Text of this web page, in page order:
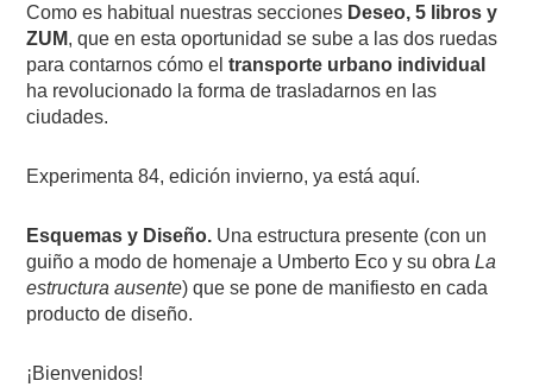
Como es habitual nuestras secciones Deseo, 5 libros y
ZUM, que en esta oportunidad se sube a las dos ruedas
para contarnos cómo eltransporte urbano individual
ha revolucionado la forma de trasladarnos en las
ciudades.
Experimenta 84, edición invierno, ya está aquí.
Esquemas y Diseño. Una estructura presente (con un
guiño a modo de homenaje a Umberto Eco y su obraLa
estructura ausente) que se pone de manifiesto en cada
producto de diseño.
¡Bienvenidos!